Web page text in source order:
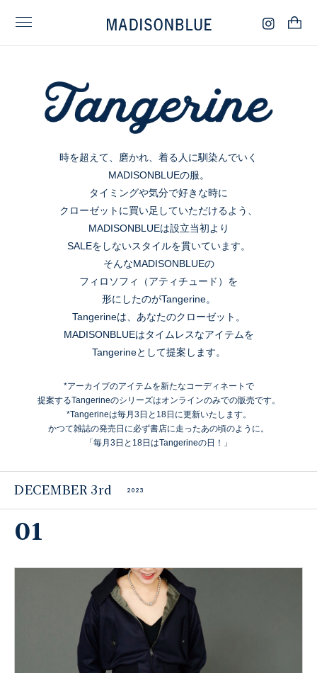
時を超えて、磨かれ、着る人に馴染んでいく
MADISONBLUEの服。
タイミングや気分で好きな時に
クローゼットに買い足していただけるよう、
MADISONBLUEは設立当初より
SALEをしないスタイルを貫いています。
そんなMADISONBLUEの
フィロソフィ（アティチュード）を
形にしたのがTangerine。
Tangerineは、あなたのクローゼット。
MADISONBLUEはタイムレスなアイテムを
Tangerineとして提案します。
*アーカイブのアイテムを新たなコーディネートで
提案するTangerineのシリーズはオンラインのみでの販売です。
*Tangerineは毎月3日と18日に更新いたします。
かつて雑誌の発売日に必ず書店に走ったあの頃のように。
「毎月3日と18日はTangerineの日！」
DECEMBER 3rd 2023
01